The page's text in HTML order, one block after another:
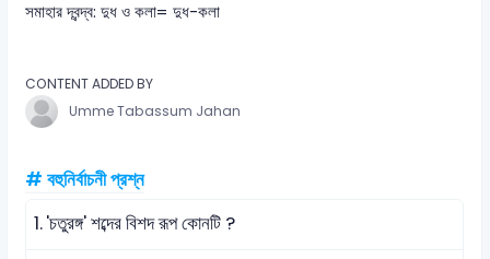
সমাহার দ্বন্দ্ব: দুধ ও কলা= দুধ-কলা
CONTENT ADDED BY
Umme Tabassum Jahan
# বহুনির্বাচনী প্রশ্ন
1.'চতুরঙ্গ' শব্দের বিশদ রূপ কোনটি ?